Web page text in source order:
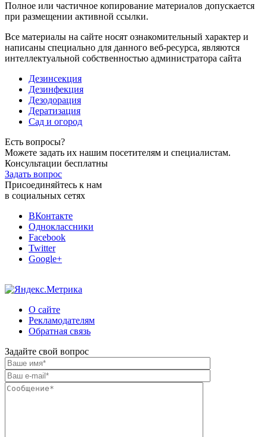
Полное или частичное копирование материалов допускается
при размещении активной ссылки.
Все материалы на сайте носят ознакомительный характер и
написаны специально для данного веб-ресурса, являются
интеллектуальной собственностью администратора сайта
Дезинсекция
Дезинфекция
Дезодорация
Дератизация
Сад и огород
Есть вопросы?
Можете задать их нашим посетителям и специалистам.
Консультации бесплатны
Задать вопрос
Присоединяйтесь к нам
в социальных сетях
ВКонтакте
Одноклассники
Facebook
Twitter
Google+
О сайте
Рекламодателям
Обратная связь
Задайте свой вопрос